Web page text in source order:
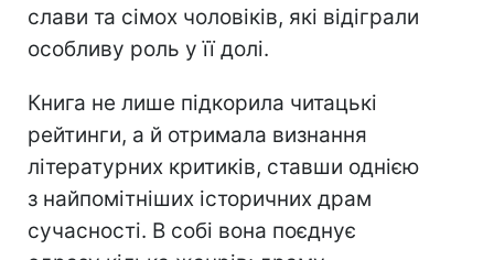
слави та сімох чоловіків, які відіграли
особливу роль у її долі.
Книга не лише підкорила читацькі
рейтинги, а й отримала визнання
літературних критиків, ставши однією
з найпомітніших історичних драм
сучасності. В собі вона поєднує